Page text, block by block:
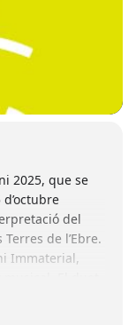
2025, que se
del
de l’Ebre.
Immaterial,
a